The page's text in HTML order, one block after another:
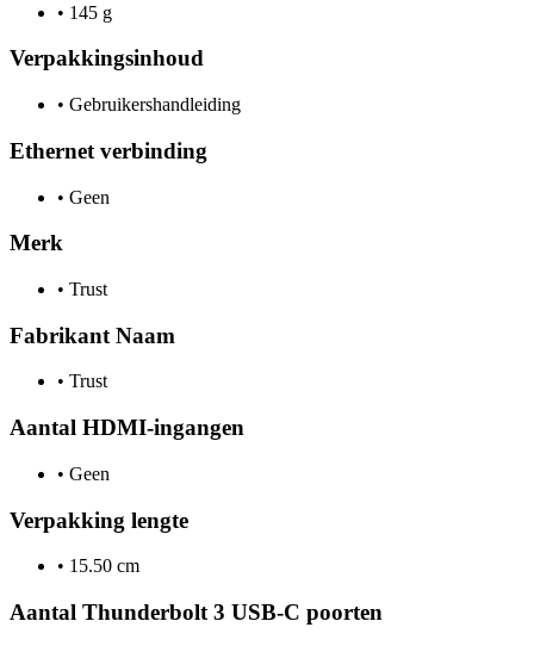
• 145 g
Verpakkingsinhoud
• Gebruikershandleiding
Ethernet verbinding
• Geen
Merk
• Trust
Fabrikant Naam
• Trust
Aantal HDMI-ingangen
• Geen
Verpakking lengte
• 15.50 cm
Aantal Thunderbolt 3 USB-C poorten